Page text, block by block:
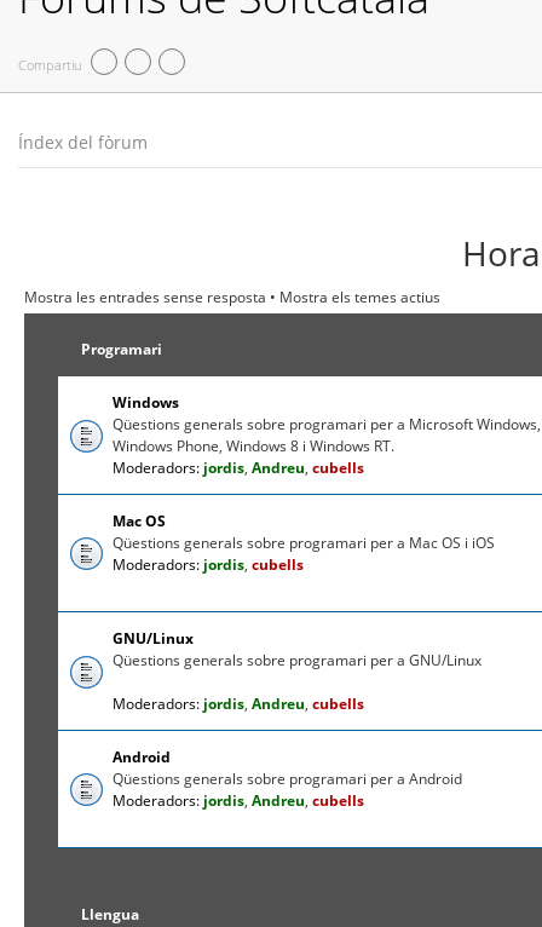
Compartiu
Índex del fòrum
Mostra les entrades sense resposta • Mostra els temes actius
Programari
Windows
Qüestions generals sobre programari per a Microsoft Windows,
Windows Phone, Windows 8 i Windows RT.
Moderadors: jordis,Andreu,cubells
Mac OS
Qüestions generals sobre programari per a Mac OS i iOS
Moderadors: jordis,cubells
GNU/Linux
Qüestions generals sobre programari per a GNU/Linux
Moderadors: jordis,Andreu,cubells
Android
Qüestions generals sobre programari per a Android
Moderadors: jordis,Andreu,cubells
Llengua